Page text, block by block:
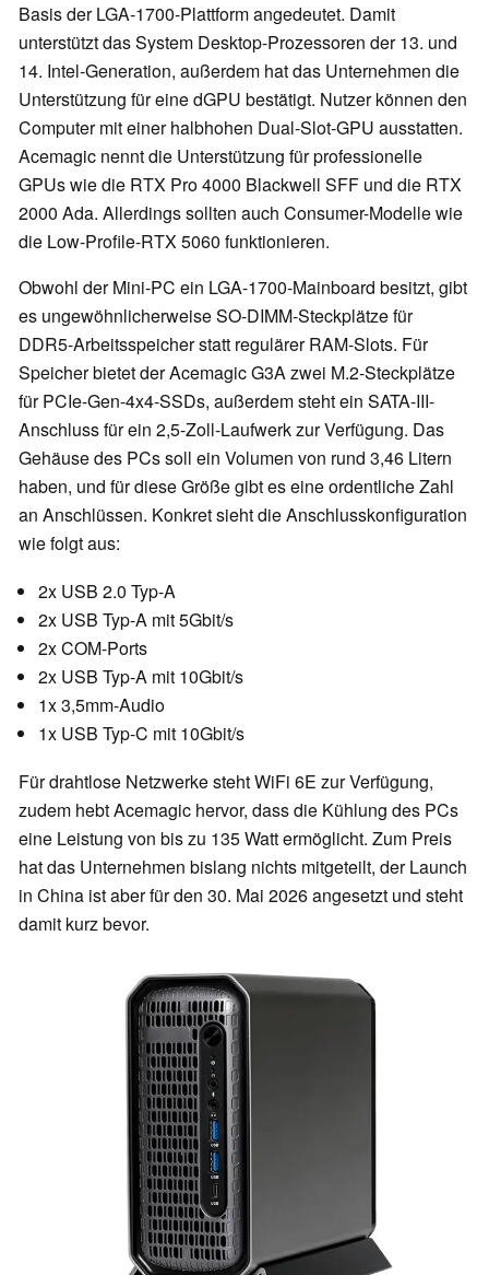
Basis der LGA-1700-Plattform angedeutet. Damit
unterstützt das System Desktop-Prozessoren der 13. und
14. Intel-Generation, außerdem hat das Unternehmen die
Unterstützung für eine dGPU bestätigt. Nutzer können den
Computer mit einer halbhohen Dual-Slot-GPU ausstatten.
Acemagic nennt die Unterstützung für professionelle
GPUs wie die RTX Pro 4000 Blackwell SFF und die RTX
2000 Ada. Allerdings sollten auch Consumer-Modelle wie
die Low-Profile-RTX 5060 funktionieren.
Obwohl der Mini-PC ein LGA-1700-Mainboard besitzt, gibt
es ungewöhnlicherweise SO-DIMM-Steckplätze für
DDR5-Arbeitsspeicher statt regulärer RAM-Slots. Für
Speicher bietet der Acemagic G3A zwei M.2-Steckplätze
für PCIe-Gen-4x4-SSDs, außerdem steht ein SATA-III-
Anschluss für ein 2,5-Zoll-Laufwerk zur Verfügung. Das
Gehäuse des PCs soll ein Volumen von rund 3,46 Litern
haben, und für diese Größe gibt es eine ordentliche Zahl
an Anschlüssen. Konkret sieht die Anschlusskonfiguration
wie folgt aus:
2x USB 2.0 Typ-A
2x USB Typ-A mit 5Gbit/s
2x COM-Ports
2x USB Typ-A mit 10Gbit/s
1x 3,5mm-Audio
1x USB Typ-C mit 10Gbit/s
Für drahtlose Netzwerke steht WiFi 6E zur Verfügung,
zudem hebt Acemagic hervor, dass die Kühlung des PCs
eine Leistung von bis zu 135 Watt ermöglicht. Zum Preis
hat das Unternehmen bislang nichts mitgeteilt, der Launch
in China ist aber für den 30. Mai 2026 angesetzt und steht
damit kurz bevor.